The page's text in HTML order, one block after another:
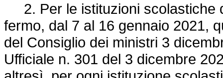
2. Per le istituzioni scolastiche
fermo, dal 7 al 16 gennaio 2021,
del Consiglio dei ministri 3
Ufficiale n. 301 del 3 dicembre